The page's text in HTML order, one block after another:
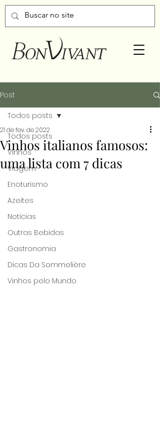
Post
Todos posts
Vinhos
Viagem
Enoturismo
Azeites
Notícias
Outras Bebidas
Gastronomia
Dicas Da Sommelière
Vinhos pelo Mundo
Todos posts
Vinhos italianos famosos:
uma lista com 7 dicas
21 de fev. de 2022